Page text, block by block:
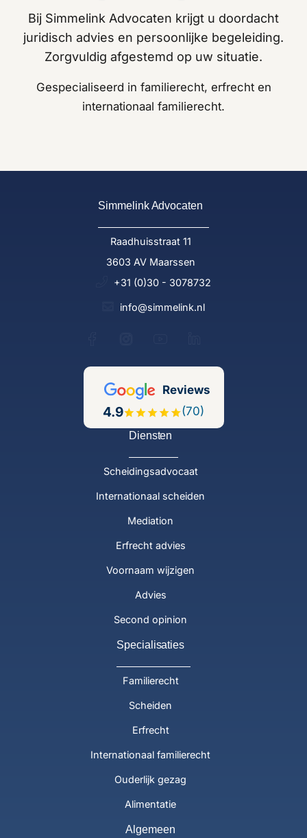
Bij Simmelink Advocaten krijgt u doordacht
juridisch advies en persoonlijke begeleiding.
Zorgvuldig afgestemd op uw situatie.
Gespecialiseerd in familierecht, erfrecht en
internationaal familierecht.
Simmelink Advocaten
Raadhuisstraat 11
3603 AV Maarssen
+31 (0)30 - 3078732
info@simmelink.nl
Reviews
4.9 (70)
Diensten
Scheidingsadvocaat
Internationaal scheiden
Mediation
Erfrecht advies
Voornaam wijzigen
Advies
Second opinion
Specialisaties
Familierecht
Scheiden
Erfrecht
Internationaal familierecht
Ouderlijk gezag
Alimentatie
Algemeen